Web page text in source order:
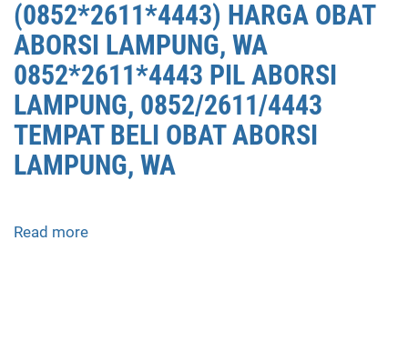
0852/2611/4443
OBAT
ABORSI
TUNTAS
LAMPUNG,
WA
(0852*2611*4443)
HARGA
(0852*2611*4443) HARGA OBAT
ABORSI LAMPUNG, WA
0852*2611*4443 PIL ABORSI
LAMPUNG, 0852/2611/4443
TEMPAT BELI OBAT ABORSI
LAMPUNG, WA
Read more